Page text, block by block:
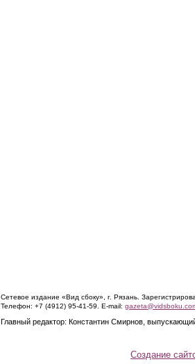
Сетевое издание «Вид сбоку», г. Рязань.
Телефон: +7 (4912) 95-41-59. E-mail:
Главный редактор: Константин Смирнов,
Создание